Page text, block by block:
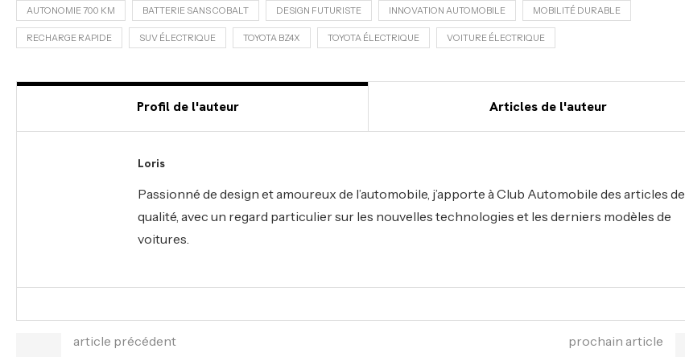
AUTONOMIE 700 KM BATTERIE SANS COBALT DESIGN FUTURISTE INNOVATION AUTOMOBILE MOBILITÉ DURABLE
RECHARGE RAPIDE SUV ÉLECTRIQUE TOYOTA BZ4X TOYOTA ÉLECTRIQUE VOITURE ÉLECTRIQUE
Profil de l'auteur Articles de l'auteur
Loris
Passionné de design et amoureux de l’automobile, j’apporte à Club Automobile des articles de
qualité, avec un regard particulier sur les nouvelles technologies et les derniers modèles de
voitures.
article précédent prochain article